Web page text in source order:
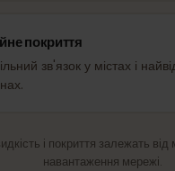
покриття
зв'язок у містах і
і покриття залежать
навантаження мережі.